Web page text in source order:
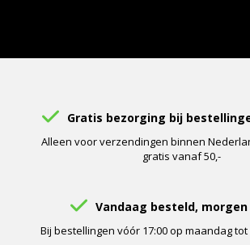
Gratis bezorging bij
Alleen voor verzendingen binnen
gratis vanaf 50,-
Vandaag besteld, morgen
Bij bestellingen vóór 17:00 op maandag